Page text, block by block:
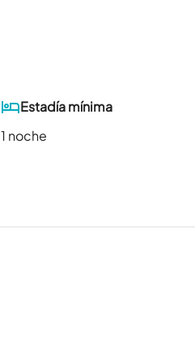
Estadía mínima
1 noche